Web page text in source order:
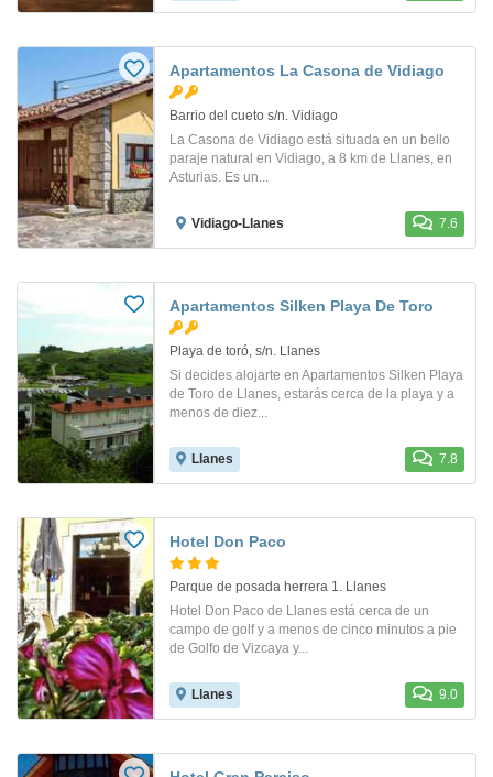
Apartamentos La Casona de Vidiago
Barrio del cueto s/n. Vidiago
La Casona de Vidiago está situada en un bello
paraje natural en Vidiago, a 8 km de Llanes, en
Asturias. Es un...
Vidiago-Llanes 7.6
Apartamentos Silken Playa De Toro
Playa de toró, s/n. Llanes
Si decides alojarte en Apartamentos Silken Playa
de Toro de Llanes, estarás cerca de la playa y a
menos de diez...
Llanes 7.8
Hotel Don Paco
Parque de posada herrera 1. Llanes
Hotel Don Paco de Llanes está cerca de un
campo de golf y a menos de cinco minutos a pie
de Golfo de Vizcaya y...
Llanes 9.0